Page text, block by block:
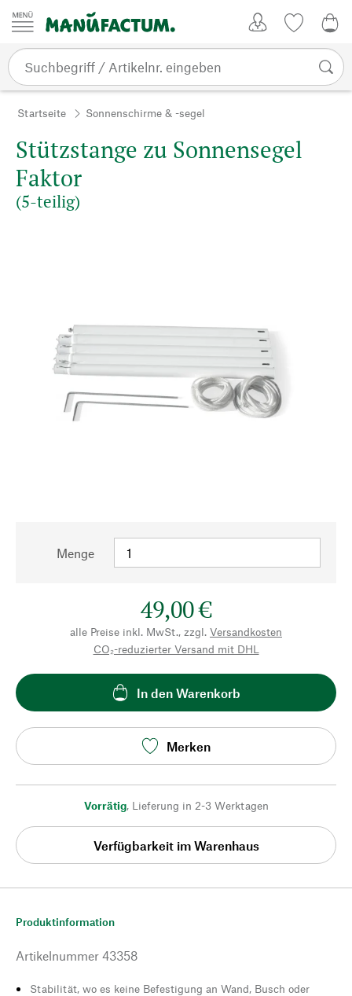
Zum Inhalt springen
Startseite Sonnenschirme & -segel
Stützstange zu Sonnensegel
Faktor
(5-teilig)
Menge
49,00 €
alle Preise inkl. MwSt., zzgl. Versandkosten
CO₂-reduzierter Versand mit DHL
In den Warenkorb
Merken
Vorrätig, Lieferung in 2-3 Werktagen
Verfügbarkeit im Warenhaus
Produktinformation
Artikelnummer 43358
Stabilität, wo es keine Befestigung an Wand, Busch oder